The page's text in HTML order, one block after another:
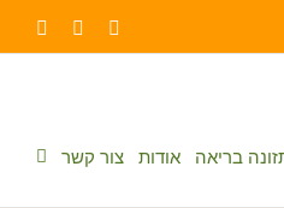
Facebook
YouTube
בריאה אודות צור קשר